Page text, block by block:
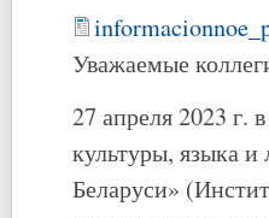
Уважаемые
27 апреля 2023 г.
культуры, языка
Беларуси»